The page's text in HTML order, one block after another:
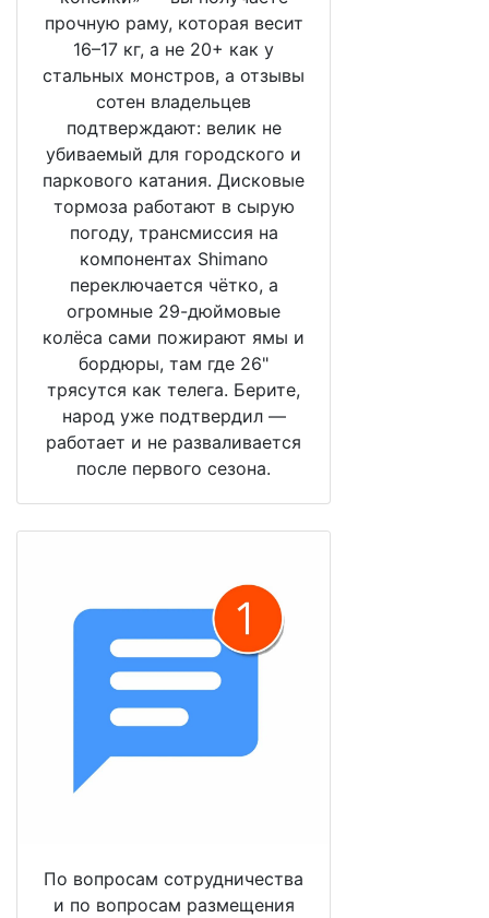
прочную раму, которая весит
16–17 кг, а не 20+ как у
стальных монстров, а отзывы
сотен владельцев
подтверждают: велик не
убиваемый для городского и
паркового катания. Дисковые
тормоза работают в сырую
погоду, трансмиссия на
компонентах Shimano
переключается чётко, а
огромные 29-дюймовые
колёса сами пожирают ямы и
бордюры, там где 26"
трясутся как телега. Берите,
народ уже подтвердил —
работает и не разваливается
после первого сезона.
По вопросам сотрудничества
и по вопросам размещения